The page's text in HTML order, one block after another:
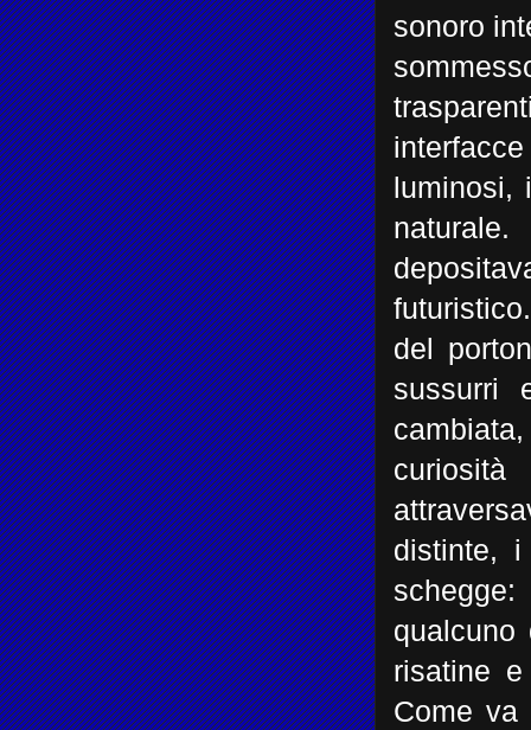
sonoro
del
sussurri
distinte,
risatine
Come